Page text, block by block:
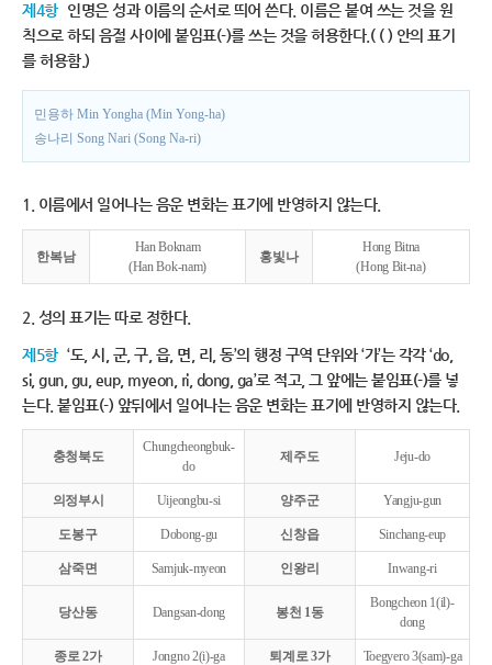
제4항 인명은 성과 이름의 순서로 띄어 쓴다. 이름은 붙여 쓰는 것을 원
칙으로 하되 음절 사이에 붙임표(-)를 쓰는 것을 허용한다.( ( ) 안의 표기
를 허용함.)
민용하 Min Yongha (Min Yong-ha)
송나리 Song Nari (Song Na-ri)
1. 이름에서 일어나는 음운 변화는 표기에 반영하지 않는다.
한복남
Han Boknam
(Han Bok-nam)
홍빛나
Hong Bitna
(Hong Bit-na)
2. 성의 표기는 따로 정한다.
제5항 ‘도, 시, 군, 구, 읍, 면, 리, 동’의 행정 구역 단위와 ‘가’는 각각 ‘do,
si, gun, gu, eup, myeon, ri, dong, ga’로 적고, 그 앞에는 붙임표(-)를 넣
는다. 붙임표(-) 앞뒤에서 일어나는 음운 변화는 표기에 반영하지 않는다.
충청북도
Chungcheongbuk-
do
제주도 Jeju-do
의정부시 Uijeongbu-si 양주군 Yangju-gun
도봉구 Dobong-gu 신창읍 Sinchang-eup
삼죽면 Samjuk-myeon 인왕리 Inwang-ri
당산동 Dangsan-dong 봉천 1동
Bongcheon 1(il)-
dong
종로 2가 Jongno 2(i)-ga 퇴계로 3가 Toegyero 3(sam)-ga